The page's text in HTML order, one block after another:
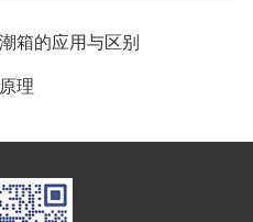
箱的应用与区别
理